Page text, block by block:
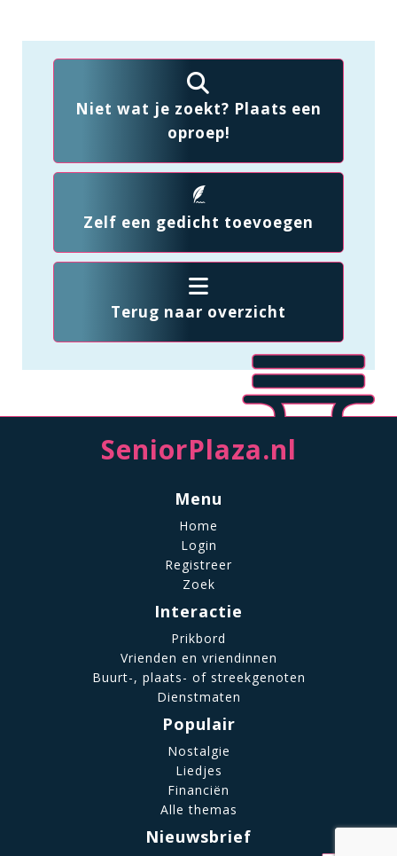
Niet wat je zoekt? Plaats een
oproep!
Zelf een gedicht toevoegen
Terug naar overzicht
SeniorPlaza.nl
Menu
Home
Login
Registreer
Zoek
Interactie
Prikbord
Vrienden en vriendinnen
Buurt-, plaats- of streekgenoten
Dienstmaten
Populair
Nostalgie
Liedjes
Financiën
Alle themas
Nieuwsbrief